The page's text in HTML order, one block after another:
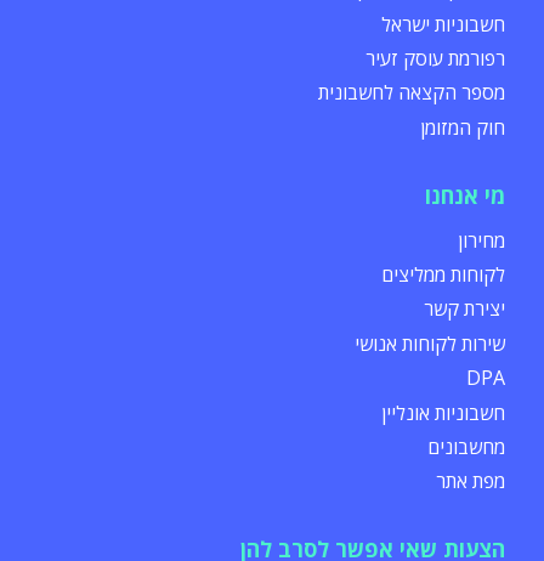
חשבוניות ישראל
רפורמת עוסק זעיר
מספר הקצאה לחשבונית
חוק המזומן
מי אנחנו
מחירון
לקוחות ממליצים
יצירת קשר
שירות לקוחות אנושי
DPA
חשבוניות אונליין
מחשבונים
מפת אתר
הצעות שאי אפשר לסרב להן